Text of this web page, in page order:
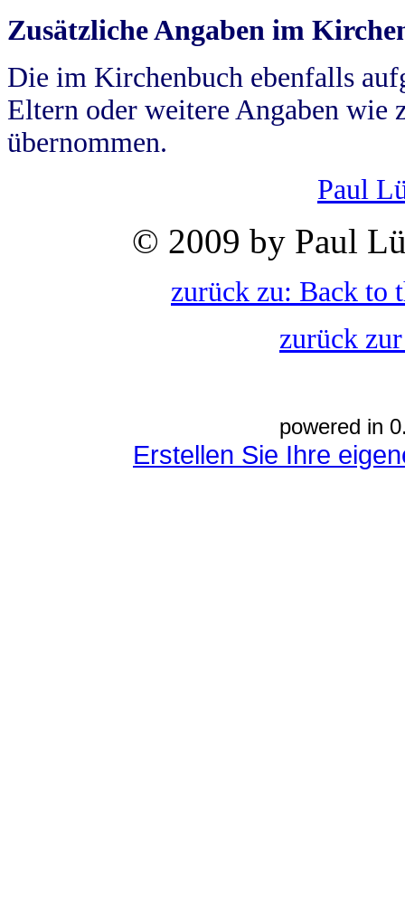
Zusätzliche Angaben im
Die im Kirchenbuch ebenfalls
Eltern oder weitere Angaben wie
übernommen.
Paul
© 2009 by Paul
zurück zu: Back to
zurück
powered in
Erstellen Sie Ihre